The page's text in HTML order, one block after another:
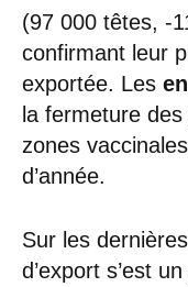
(97 000 têtes, -
confirmant leur
exportée. Les
la fermeture
zones
d’année.
Sur les
d’export s’est